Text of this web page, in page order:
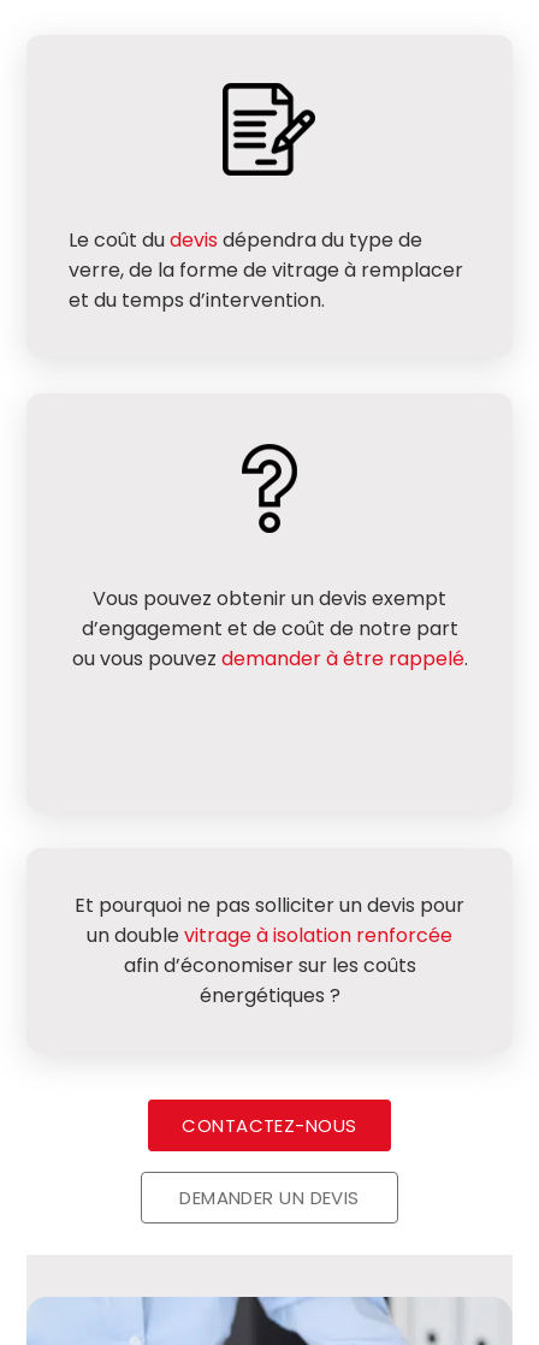
Le coût dudevis dépendra du type de
verre, de la forme de vitrage à remplacer
et du temps d’intervention.
Vous pouvez obtenir un devis exempt
d’engagement et de coût de notre part
ou vous pouvez demander à être rappelé.
Et pourquoi ne pas solliciter un devis pour
un double vitrage à isolation renforcée
afin d’économiser sur les coûts
énergétiques ?
CONTACTEZ-NOUS
DEMANDER UN DEVIS